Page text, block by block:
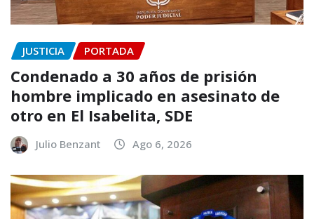
JUSTICIA PORTADA
Condenado a 30 años de prisión
hombre implicado en asesinato de
otro en El Isabelita, SDE
Julio Benzant Ago 6, 2026